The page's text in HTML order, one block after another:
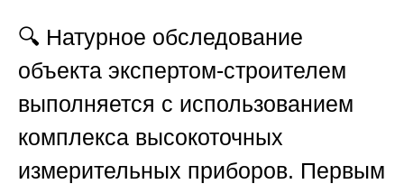
🔍 Натурное обследование
объекта экспертом-строителем
выполняется с использованием
комплекса высокоточных
измерительных приборов. Первым